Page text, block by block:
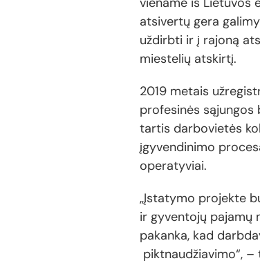
atsivertų gera
uždirbti ir į rajoną
miestelių atskirtį.
2019 metais
profesinės
tartis darbovietės
įgyvendinimo
operatyviai.
„Įstatymo projekte
ir gyventojų pajamų
pakanka, kad
piktnaudžiavimo“, –